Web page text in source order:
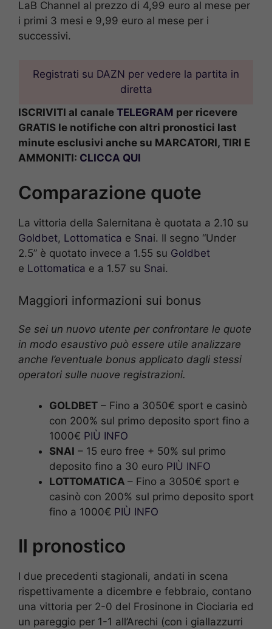
LaB Channel al prezzo di 4,99 euro al mese per
i primi 3 mesi e 9,99 euro al mese per i
successivi.
Registrati su DAZN per vedere la partita in
diretta
ISCRIVITI al canale TELEGRAM per ricevere
GRATIS le notifiche con altri pronostici last
minute esclusivi anche su MARCATORI, TIRI E
AMMONITI: CLICCA QUI
Comparazione quote
La vittoria della Salernitana è quotata a 2.10 su
Goldbet, Lottomatica e Snai. Il segno “Under
2.5” è quotato invece a 1.55 su Goldbet
e Lottomatica e a 1.57 su Snai.
Maggiori informazioni sui bonus
Se sei un nuovo utente per confrontare le quote
in modo esaustivo può essere utile analizzare
anche l’eventuale bonus applicato dagli stessi
operatori sulle nuove registrazioni.
GOLDBET – Fino a 3050€ sport e casinò
con 200% sul primo deposito sport fino a
1000€ PIÙ INFO
SNAI – 15 euro free + 50% sul primo
deposito fino a 30 euro PIÙ INFO
LOTTOMATICA – Fino a 3050€ sport e
casinò con 200% sul primo deposito sport
fino a 1000€ PIÙ INFO
Il pronostico
I due precedenti stagionali, andati in scena
rispettivamente a dicembre e febbraio, contano
una vittoria per 2-0 del Frosinone in Ciociaria ed
un pareggio per 1-1 all’Arechi (con i giallazzurri